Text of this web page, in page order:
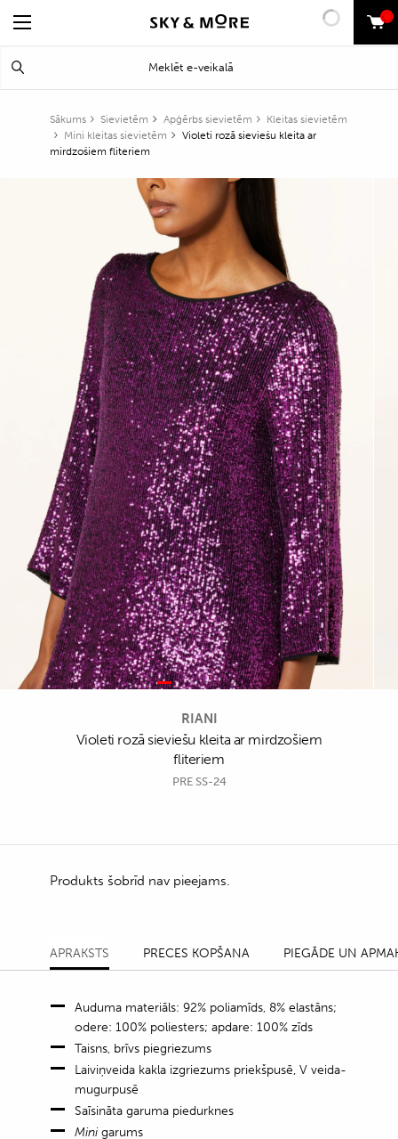
0
Sākums Sievietēm Apģērbs sievietēm
Kleitas sievietēm
Mini kleitas sievietēm
Violeti rozā sieviešu kleita ar
mirdzošiem fliteriem
RIANI
Violeti rozā sieviešu kleita ar mirdzošiem
fliteriem
PRE SS-24
Produkts šobrīd nav pieejams.
APRAKSTS PRECES KOPŠANA PIEGĀDE UN
Auduma materiāls: 92% poliamīds, 8% elastāns;
odere: 100% poliesters; apdare: 100% zīds
Taisns, brīvs piegriezums
Laiviņveida kakla izgriezums priekšpusē, V veida-
mugurpusē
Saīsināta garuma piedurknes
Minigarums